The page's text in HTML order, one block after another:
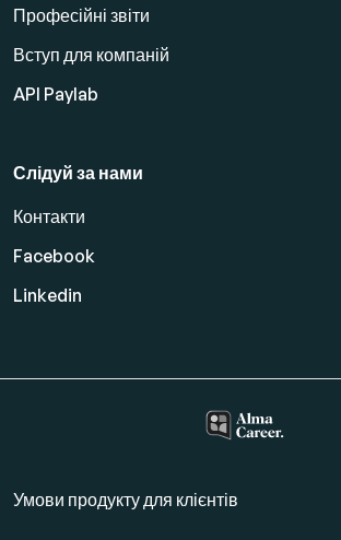
Професійні звіти
Вступ для компаній
API Paylab
Слідуй за нами
Контакти
Facebook
Linkedin
Умови продукту для клієнтів